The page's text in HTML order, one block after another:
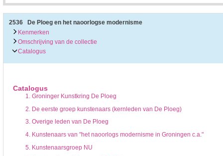
• Kenmerken van het archief
• Inleiding op het archief
• Inventaris of plaatsingslijst
• Eventueel bijlagen
De kenmerken van het archief zijn o.m. de omvang, vindplaats,
De inleiding op het archief bevat interessante informatie over de
bevatten.
Bij het zoeken in de inventaris wordt de hiërarchie gevolgd. De rubrieken in
2536 De Ploeg en het naoorlogse modernisme
Kenmerken
Omschrijving van de collectie
Catalogus
Catalogus
1.Groninger Kunstkring De Ploeg
2.De eerste groep kunstenaars (kernleden van De Ploeg)
3.Overige leden van De Ploeg
4.Kunstenaars van "het naoorlogs modernisme in Groningen c.a."
5. Kunstenaarsgroep NU